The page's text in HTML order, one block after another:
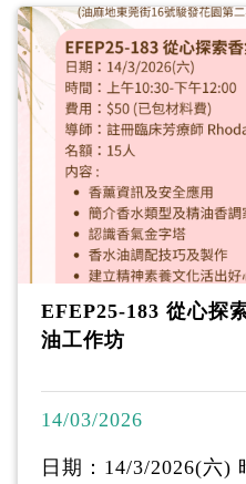
以咖啡染色為基底，
及色鉛筆等技法。透
畫，讓 參加者能輕鬆
作，更可提高對中華
中華文化藝術與現實
個很值得學習和推廣
EFEP25-183 從心探
油工作坊
14/03/2026
日期：14/3/2026(六)